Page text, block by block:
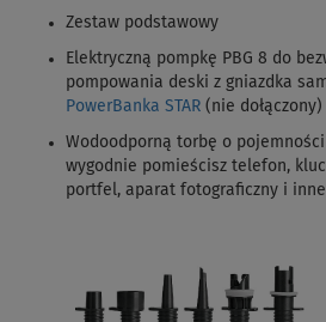
Zestaw podstawowy
Elektryczną pompkę PBG 8 do
pompowania deski z gniazdka
PowerBanka STAR (nie dołączony)
Wodoodporną torbę o
wygodnie pomieścisz telefon,
portfel, aparat fotograficzny i